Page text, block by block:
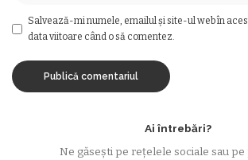
Salvează-mi numele, emailul și site-ul web în
data viitoare când o să comentez.
Ai întrebări?
Ne găsești pe rețelele sociale sau pe